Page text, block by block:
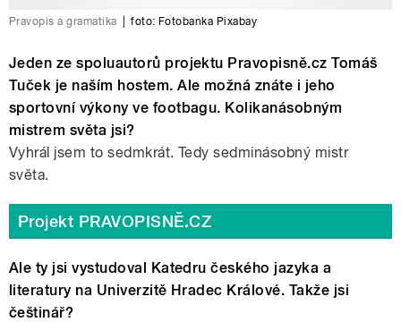
Pravopis a gramatika foto: Fotobanka Pixabay
Jeden ze spoluautorů projektu Pravopisně.cz Tomáš
Tuček je naším hostem. Ale možná znáte i jeho
sportovní výkony ve footbagu. Kolikanásobným
mistrem světa jsi?
Vyhrál jsem to sedmkrát. Tedy sedminásobný mistr
světa.
Projekt PRAVOPISNĚ.CZ
Ale ty jsi vystudoval Katedru českého jazyka a
literatury na Univerzitě Hradec Králové. Takže jsi
češtinář?